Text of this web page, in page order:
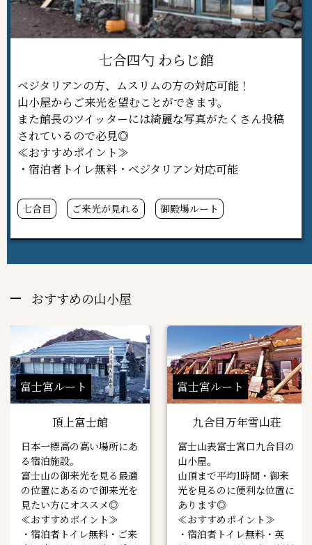
七合四勺 わらじ館
ベジタリアンの方、ムスリムの方の対応可能！
山小屋からご来光を望むことができます。
また館長のツイッターには綺麗な写真がたくさん投稿
されているので必見◎
≪おすすめポイント≫
・宿泊者トイレ無料・ベジタリアン対応可能
七合目 ご来光が見れる 御殿場ルート
おすすめの山小屋
富士宮ルート
頂上富士館
日本一標高の高い場所にあ
る宿泊施設。
富士山の御来光を見る最適
の位置にあるので御来光を
見たい方にオススメ◎
≪おすすめポイント≫
・宿泊者トイレ無料・ご来
富士宮ルート
九合目万年雪山荘
富士山表富士宮口九合目の
山小屋。
山頂まで平均1時間・御来
光を見るのに便利な位置に
あります◎
≪おすすめポイント≫
・宿泊者トイレ無料・英